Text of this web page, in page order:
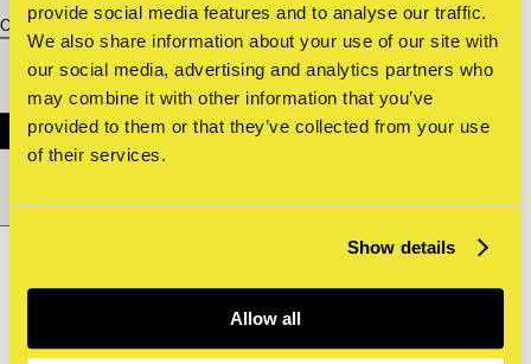
provide social media features and to analyse our traffic.
We also share information about your use of our site with
our social media, advertising and analytics partners who
may combine it with other information that you’ve
provided to them or that they’ve collected from your use
of their services.
Show details
Allow all
Over ons
Archief